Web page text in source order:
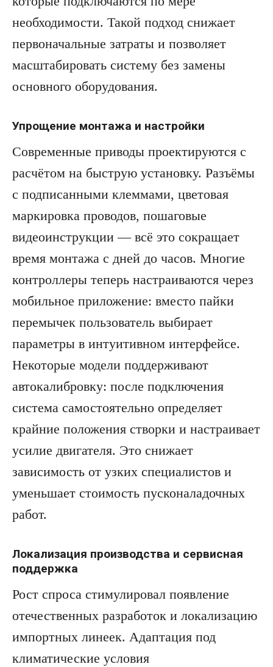
необходимости. Такой подход снижает
первоначальные затраты и позволяет
масштабировать систему без замены
основного оборудования.
Упрощение монтажа и настройки
Современные приводы проектируются с
расчётом на быструю установку. Разъёмы
с подписанными клеммами, цветовая
маркировка проводов, пошаговые
видеоинструкции — всё это сокращает
время монтажа с дней до часов. Многие
контроллеры теперь настраиваются через
мобильное приложение: вместо пайки
перемычек пользователь выбирает
параметры в интуитивном интерфейсе.
Некоторые модели поддерживают
автокалибровку: после подключения
система самостоятельно определяет
крайние положения створки и настраивает
усилие двигателя. Это снижает
зависимость от узких специалистов и
уменьшает стоимость пусконаладочных
работ.
Локализация производства и сервисная
поддержка
Рост спроса стимулировал появление
отечественных разработок и локализацию
импортных линеек. Адаптация под
климатические условия